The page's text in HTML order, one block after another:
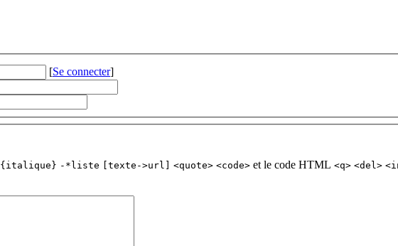
[Se connecter]
{italique} -*liste [texte->url] <quote> <code> et le code HTML <q> <del>